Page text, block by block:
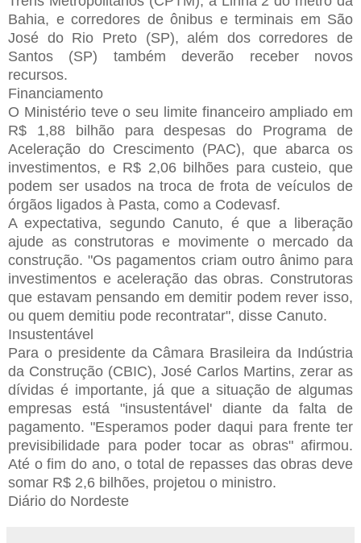
Bahia, e corredores de ônibus e terminais em São
José do Rio Preto (SP), além dos corredores de
Santos (SP) também deverão receber novos
recursos.
Financiamento
O Ministério teve o seu limite financeiro ampliado em
R$ 1,88 bilhão para despesas do Programa de
Aceleração do Crescimento (PAC), que abarca os
investimentos, e R$ 2,06 bilhões para custeio, que
podem ser usados na troca de frota de veículos de
órgãos ligados à Pasta, como a Codevasf.
A expectativa, segundo Canuto, é que a liberação
ajude as construtoras e movimente o mercado da
construção. "Os pagamentos criam outro ânimo para
investimentos e aceleração das obras. Construtoras
que estavam pensando em demitir podem rever isso,
ou quem demitiu pode recontratar", disse Canuto.
Insustentável
Para o presidente da Câmara Brasileira da Indústria
da Construção (CBIC), José Carlos Martins, zerar as
dívidas é importante, já que a situação de algumas
empresas está "insustentável' diante da falta de
pagamento. "Esperamos poder daqui para frente ter
previsibilidade para poder tocar as obras" afirmou.
Até o fim do ano, o total de repasses das obras deve
somar R$ 2,6 bilhões, projetou o ministro.
Diário do Nordeste